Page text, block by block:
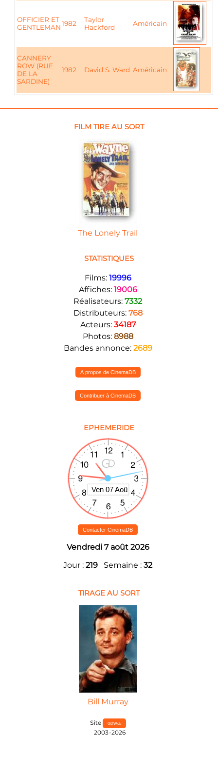
OFFICIER ET
GENTLEMAN1982
Taylor
Hackford
Américain
CANNERY
ROW (RUE
DE LA
SARDINE)
1982 David S. Ward Américain
FILM TIRE AU SORT
The Lonely Trail
STATISTIQUES
Films: 19996
Affiches: 19006
Réalisateurs: 7332
Distributeurs: 768
Acteurs: 34187
Photos: 8988
Bandes annonce: 2689
A propos de CinemaDB
Contribuer à CinemaDB
EPHEMERIDE
Contacter CinemaDB
Vendredi 7 août 2026
Jour : 219 Semaine : 32
TIRAGE AU SORT
Bill Murray
Site GDWeb
2003-2026